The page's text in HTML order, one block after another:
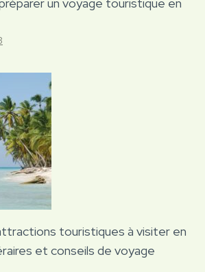
touristiques à visiter en
et conseils de voyage